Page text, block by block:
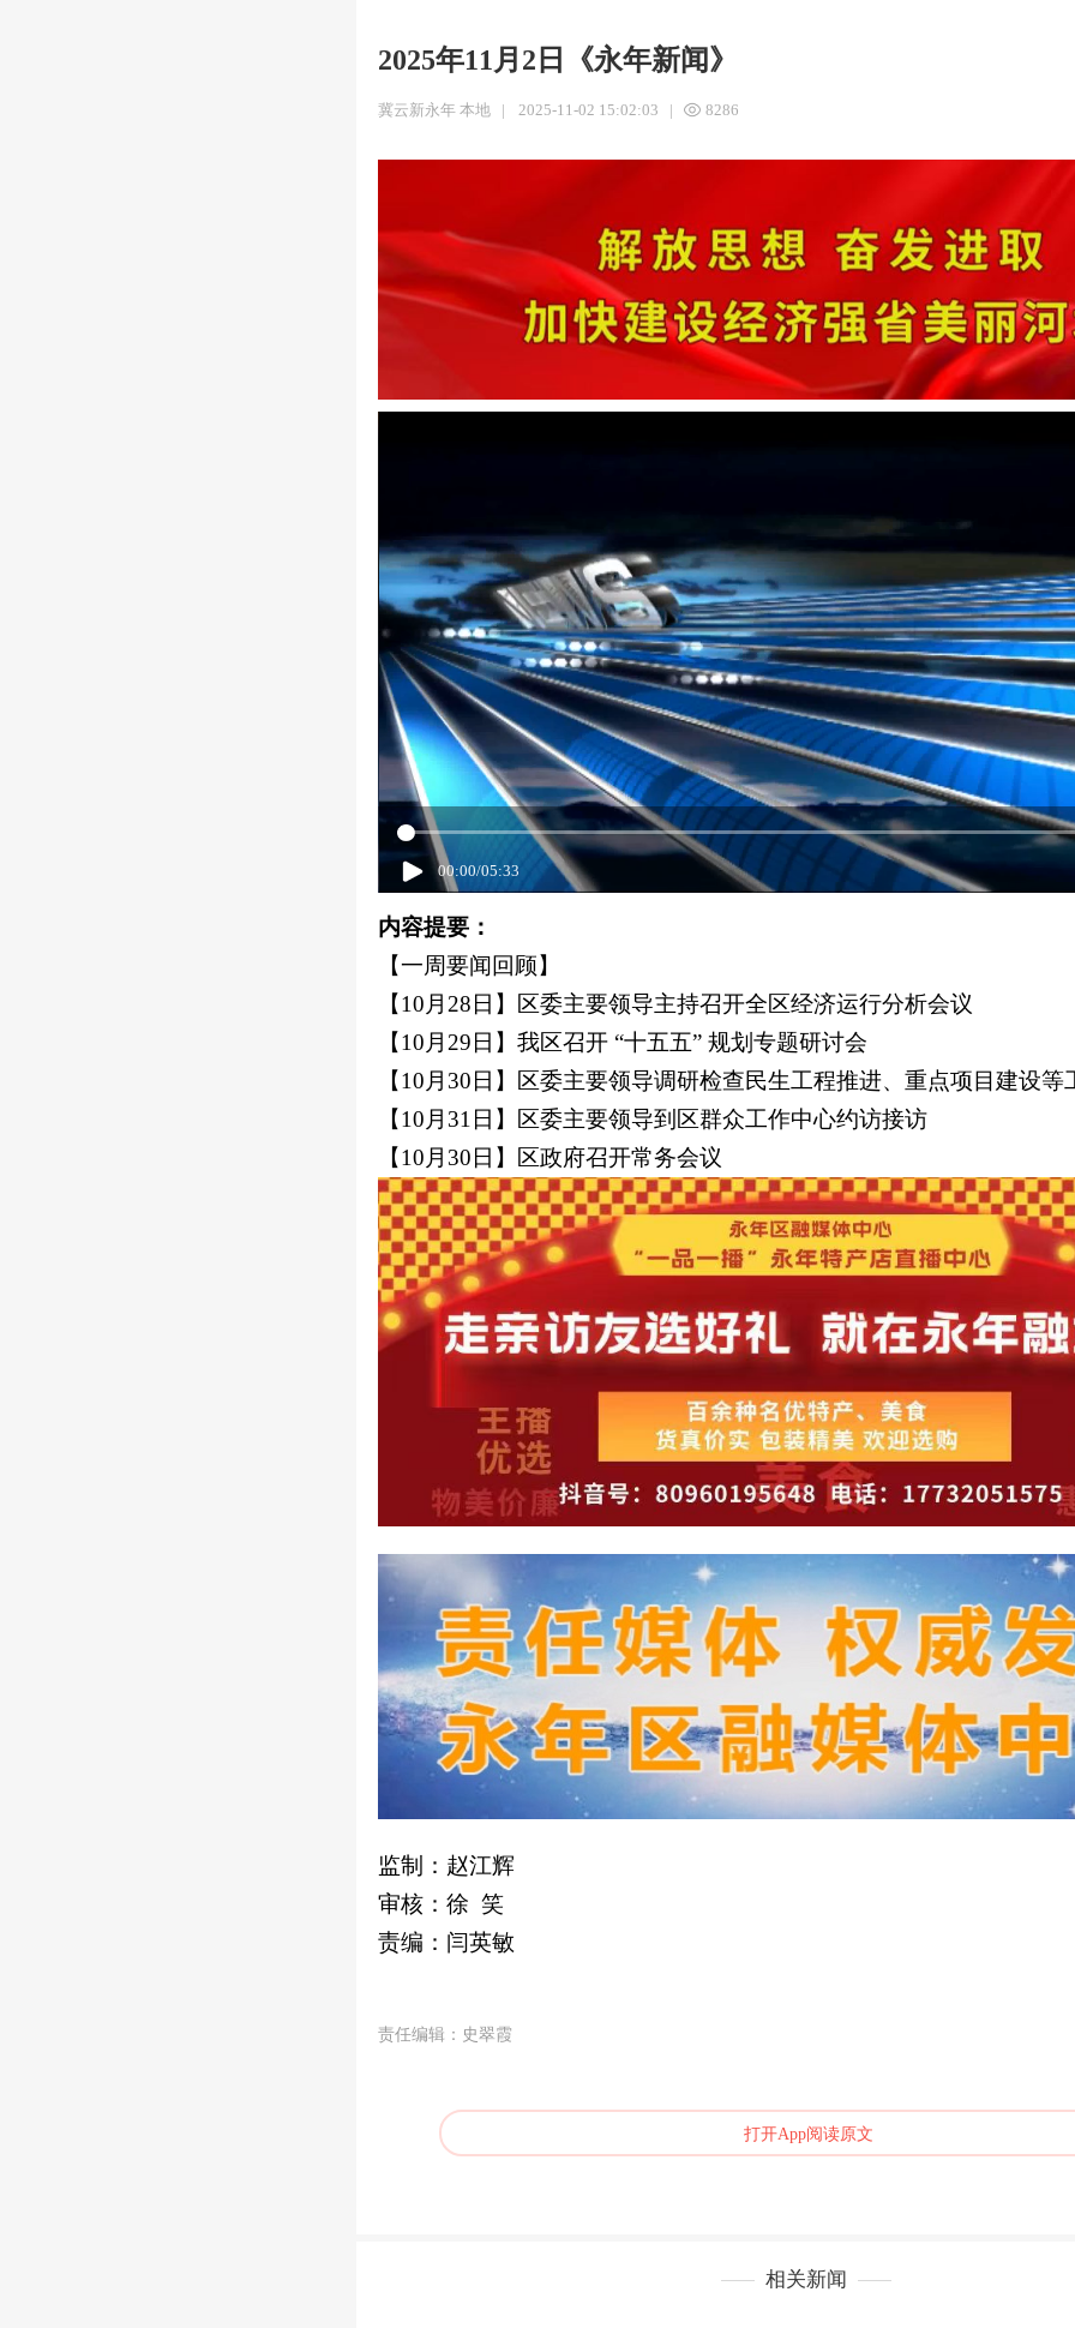
2025年11月2日《永年新闻》
冀云新永年 本地 | 2025-11-02 15:02:03 | 8286
00:00/05:33
内容提要：
【一周要闻回顾】
【10月28日】区委主要领导主持召开全区经济运行分析会议
【10月29日】我区召开 “十五五” 规划专题研讨会
【10月30日】区委主要领导调研检查民生工程推进、重点项目建设等
【10月31日】区委主要领导到区群众工作中心约访接访
【10月30日】区政府召开常务会议
监制：赵江辉
审核：徐 笑
责编：闫英敏
责任编辑：史翠霞
打开App阅读原文
相关新闻